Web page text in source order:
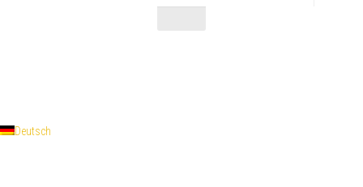
Deutsch